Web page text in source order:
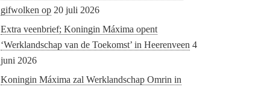
gifwolken op 20 juli 2026
Extra veenbrief; Koningin Máxima opent
‘Werklandschap van de Toekomst’ in Heerenveen 4
juni 2026
Koningin Máxima zal Werklandschap Omrin in